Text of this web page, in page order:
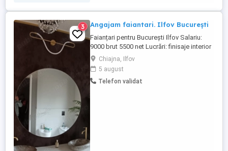
3 Angajam faiantari. Ilfov București
Faianțari pentru București Ilfov Salariu:
9000 brut 5500 net Lucrări: finisaje interior
& exterior Program: L V Plata la timp
Echipă serioasă
Chiajna, Ilfov
5 august
Telefon validat